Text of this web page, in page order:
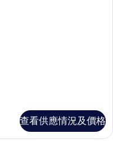
查看供應情況及價格